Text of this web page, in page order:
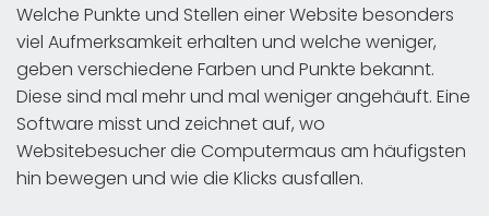
Welche Punkte und Stellen einer Website besonders
viel Aufmerksamkeit erhalten und welche weniger,
geben verschiedene Farben und Punkte bekannt.
Diese sind mal mehr und mal weniger angehäuft. Eine
Software misst und zeichnet auf, wo
Websitebesucher die Computermaus am häufigsten
hin bewegen und wie die Klicks ausfallen.